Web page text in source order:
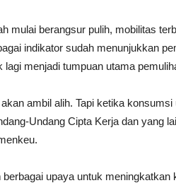
mulai berangsur pulih, mobilitas
indikator sudah menunjukkan
lagi menjadi tumpuan utama
ambil alih. Tapi ketika
Undang Cipta Kerja dan yang
upaya untuk meningkatkan